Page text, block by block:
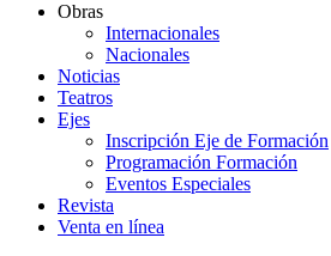
Obras
Internacionales
Nacionales
Noticias
Teatros
Ejes
Inscripción Eje de Formación
Programación Formación
Eventos Especiales
Revista
Venta en línea